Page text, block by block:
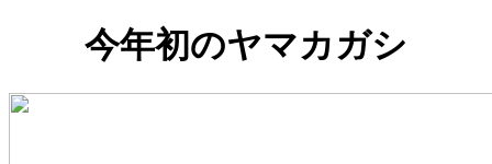
今年初のヤマカガシ